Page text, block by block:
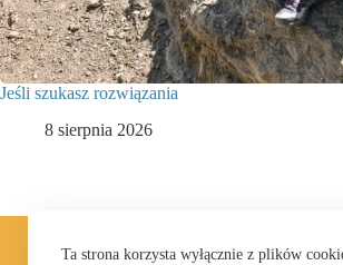
Ta strona korzysta wyłącznie z plików
Jeśli szukasz rozwiązania
8 sierpnia 2026
Książki
Kuchnia